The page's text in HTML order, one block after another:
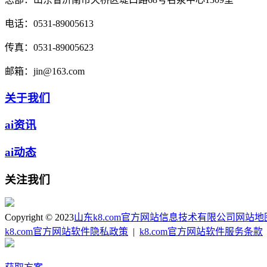
电话： 0531-89005613
传真： 0531-89005623
邮箱： jin@163.com
关于我们
ai资讯
ai动态
关注我们
Copyright © 2023山东k8.com官方网站信息技术有限公司 网站地
k8.com官方网站软件隐私政策
k8.com官方网站软件服务条款